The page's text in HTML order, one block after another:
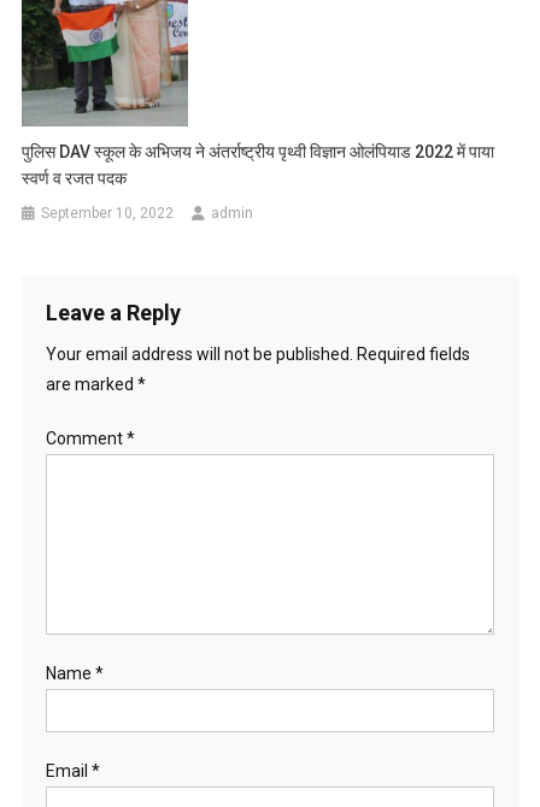
पुलिस DAV स्कूल के अभिजय ने अंतर्राष्ट्रीय पृथ्वी विज्ञान ओलंपियाड 2022 में पाया
स्वर्ण व रजत पदक
September 10, 2022 admin
Leave a Reply
Your email address will not be published. Required fields
are marked *
Comment*
Name *
Email *